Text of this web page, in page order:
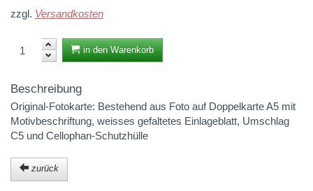
zzgl. Versandkosten
in den Warenkorb
Beschreibung
Original-Fotokarte: Bestehend aus Foto auf Doppelkarte A5 mit
Motivbeschriftung, weisses gefaltetes Einlageblatt, Umschlag
C5 und Cellophan-Schutzhülle
zurück